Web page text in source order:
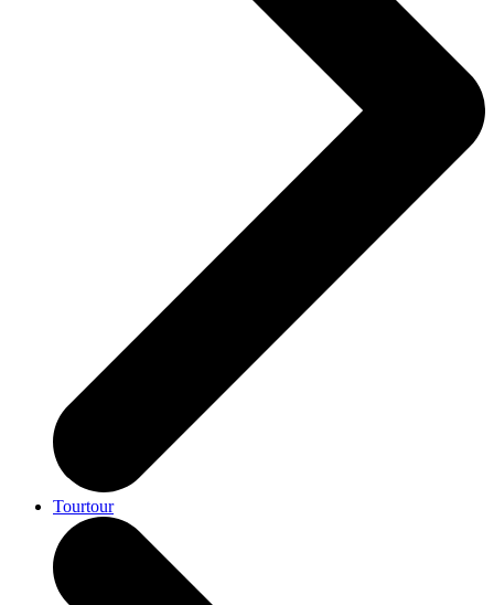
Tourtour